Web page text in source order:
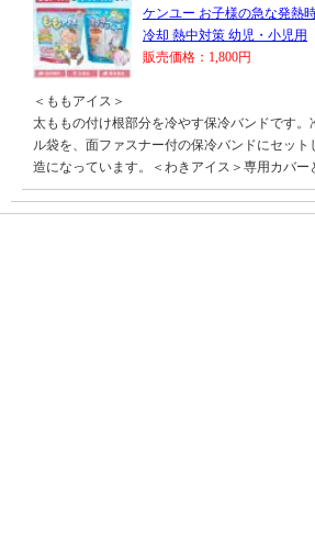
ケンユー お子様の急な発熱
冷却 熱中対策 幼児・小児用
販売価格：1,800円
＜ももアイス＞
太ももの付け根部分を冷やす保冷バンドです。
ル袋を、面ファスナー付の保冷バンドにセッ
造になっています。＜わきアイス＞専用カバー